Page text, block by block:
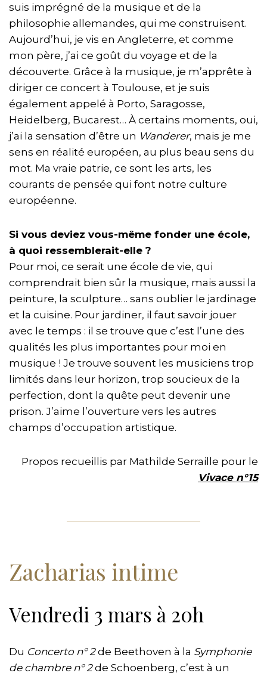
suis imprégné de la musique et de la
philosophie allemandes, qui me construisent.
Aujourd’hui, je vis en Angleterre, et comme
mon père, j’ai ce goût du voyage et de la
découverte. Grâce à la musique, je m’apprête à
diriger ce concert à Toulouse, et je suis
également appelé à Porto, Saragosse,
Heidelberg, Bucarest… À certains moments, oui,
j’ai la sensation d’être un Wanderer, mais je me
sens en réalité européen, au plus beau sens du
mot. Ma vraie patrie, ce sont les arts, les
courants de pensée qui font notre culture
européenne.
Si vous deviez vous-même fonder une école,
à quoi ressemblerait-elle ?
Pour moi, ce serait une école de vie, qui
comprendrait bien sûr la musique, mais aussi la
peinture, la sculpture… sans oublier le jardinage
et la cuisine. Pour jardiner, il faut savoir jouer
avec le temps : il se trouve que c’est l’une des
qualités les plus importantes pour moi en
musique ! Je trouve souvent les musiciens trop
limités dans leur horizon, trop soucieux de la
perfection, dont la quête peut devenir une
prison. J’aime l’ouverture vers les autres
champs d’occupation artistique.
Propos recueillis par Mathilde Serraille pour le
Vivace n°15
Zacharias intime
Vendredi 3 mars à 20h
Du Concerto n° 2de Beethoven à la Symphonie
de chambre n° 2de Schoenberg, c’est à un